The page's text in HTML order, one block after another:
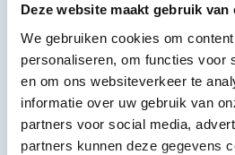
Deze website maakt gebruik van
We gebruiken cookies om
personaliseren, om functies voor
en om ons websiteverkeer te
informatie over uw gebruik van
partners voor social media,
partners kunnen deze gegevens
Toner Huismerk CT-EP26A /EP27/
Capaciteit: 2500 pagina's
Deze toner cartridge is geschikt